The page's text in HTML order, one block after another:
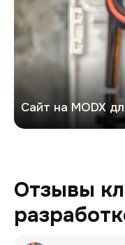
Сайт на MODX
Отзывы